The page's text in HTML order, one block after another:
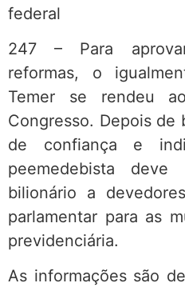
federal
247 – Para
reformas, o
Temer se rendeu
Congresso. Depois de
de confiança e
peemedebista
bilionário a
parlamentar para as
previdenciária.
As informações são